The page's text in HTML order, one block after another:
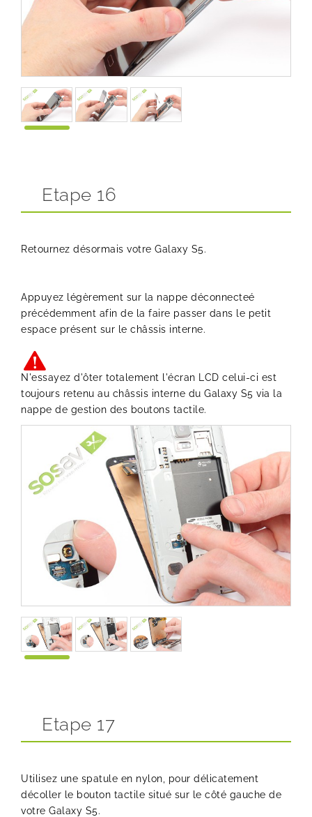
Etape 16
Retournez désormais votre Galaxy S5.
Appuyez légèrement sur la nappe déconnecteé
précédemment afin de la faire passer dans le petit
espace présent sur le châssis interne.
N'essayez d'ôter totalement l'écran LCD celui-ci est
toujours retenu au châssis interne du Galaxy S5 via la
nappe de gestion des boutons tactile.
Etape 17
Utilisez une spatule en nylon, pour délicatement
décoller le bouton tactile situé sur le côté gauche de
votre Galaxy S5.